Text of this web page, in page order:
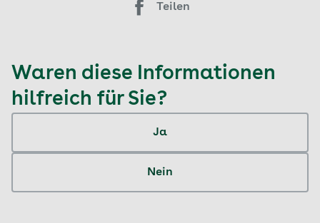
Teilen
Waren diese Informationen
hilfreich für Sie?
Ja
Nein